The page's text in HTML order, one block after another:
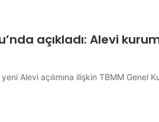
açıkladı: Alevi
Alevi açılımına ilişkin TBMM Genel